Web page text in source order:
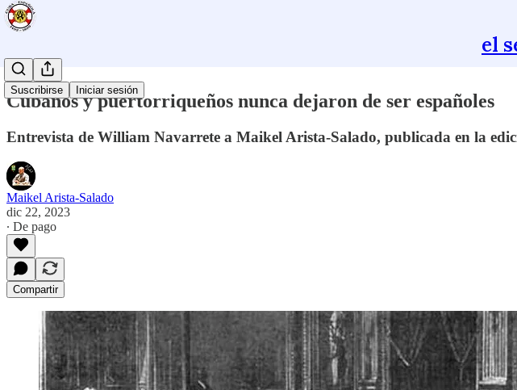
el
Suscribirse Iniciar sesión
Cubanos y puertorriqueños nunca dejaron de ser españoles
Entrevista de William Navarrete a Maikel Arista-Salado, publicada en la
Maikel Arista-Salado
dic 22, 2023
∙ De pago
Compartir